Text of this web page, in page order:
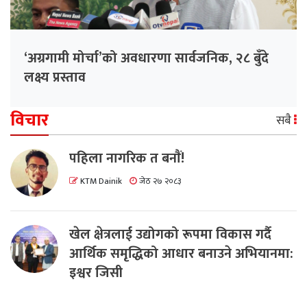
‘अग्रगामी मोर्चा’को अवधारणा सार्वजनिक, २८ बुँदे
लक्ष्य प्रस्ताव
विचार सबै
पहिला नागरिक त बनाैं!
KTM Dainik जेठ २७ २०८३
खेल क्षेत्रलाई उद्योगको रूपमा विकास गर्दै
आर्थिक समृद्धिको आधार बनाउने अभियानमा:
इश्वर जिसी